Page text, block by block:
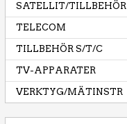
SATELLIT/TILLBEHÖR
TELECOM
TILLBEHÖR S/T/C
TV-APPARATER
VERKTYG/MÄTINSTR